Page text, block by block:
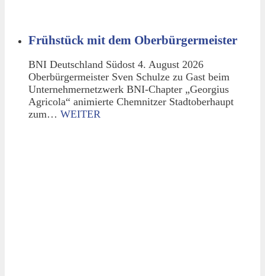
Frühstück mit dem Oberbürgermeister
BNI Deutschland Südost 4. August 2026
Oberbürgermeister Sven Schulze zu Gast beim
Unternehmernetzwerk BNI-Chapter „Georgius
Agricola“ animierte Chemnitzer Stadtoberhaupt
zum… WEITER